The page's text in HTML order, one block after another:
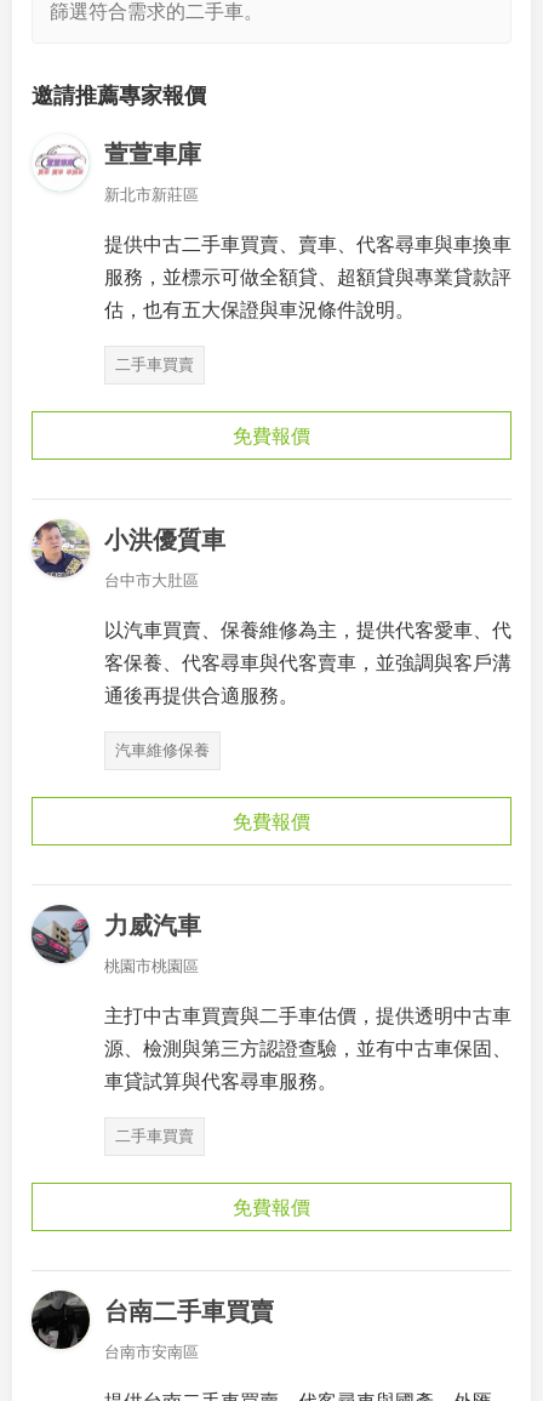
篩選符合需求的二手車。
邀請推薦專家報價
萱萱車庫
新北市新莊區
提供中古二手車買賣、賣車、代客尋車與車換車
服務，並標示可做全額貸、超額貸與專業貸款評
估，也有五大保證與車況條件說明。
二手車買賣
免費報價
小洪優質車
台中市大肚區
以汽車買賣、保養維修為主，提供代客愛車、代
客保養、代客尋車與代客賣車，並強調與客戶溝
通後再提供合適服務。
汽車維修保養
免費報價
力威汽車
桃園市桃園區
主打中古車買賣與二手車估價，提供透明中古車
源、檢測與第三方認證查驗，並有中古車保固、
車貸試算與代客尋車服務。
二手車買賣
免費報價
台南二手車買賣
台南市安南區